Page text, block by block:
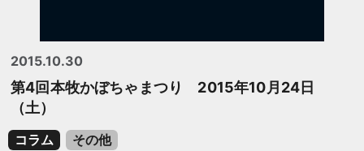
2015.10.30
第4回本牧かぼちゃまつり 2015年10月24日
（土）
コラム その他